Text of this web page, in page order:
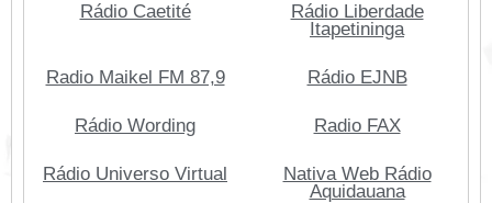
Rádio Caetité
Rádio Liberdade
Itapetininga
Radio Maikel FM 87,9 Rádio EJNB
Rádio Wording Radio FAX
Rádio Universo Virtual
Nativa Web Rádio
Aquidauana